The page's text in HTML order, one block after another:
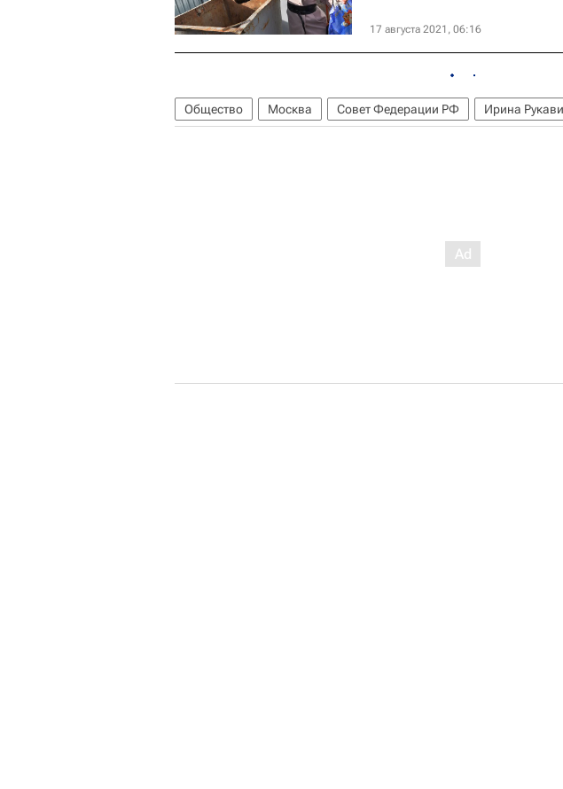
17 августа 2021, 06:16
Общество Москва Совет Федерации РФ Ирина